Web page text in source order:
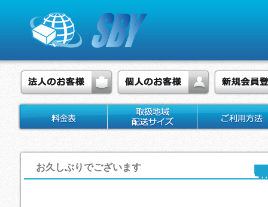
お久しぶりでございます